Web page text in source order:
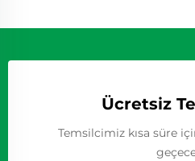
Ücretsiz
Temsilcimiz kısa süre